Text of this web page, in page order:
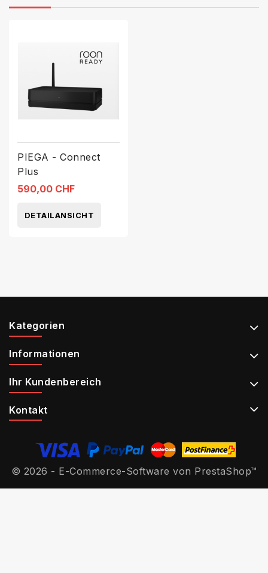
PIEGA - Connect
Plus
590,00 CHF
DETAILANSICHT
Kategorien
Informationen
Ihr Kundenbereich
Kontakt
© 2026 - E-Commerce-Software von PrestaShop™